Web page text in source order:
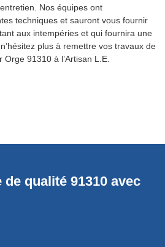
Nos équipes ont
techniques et sauront vous fournir
aux intempéries et qui fournira une
plus à remettre vos travaux de
91310 à l’Artisan L.E.
qualité 91310 avec